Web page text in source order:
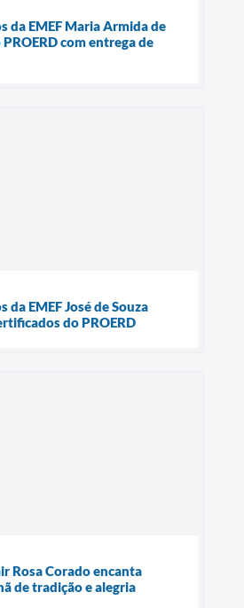
da EMEF Maria Armida de
com entrega de
da EMEF José de Souza
do PROERD
Rosa Corado encanta
de tradição e alegria